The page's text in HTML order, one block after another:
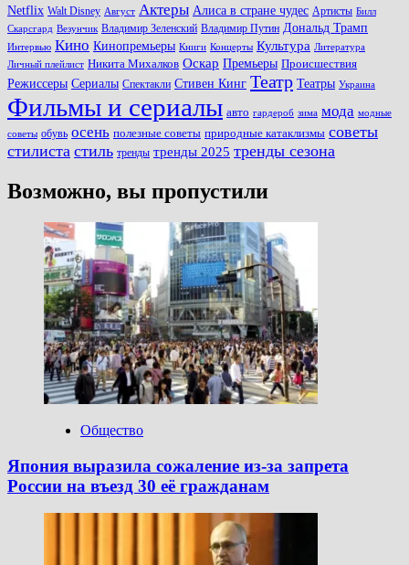
Netflix Walt Disney Август Актеры Алиса в стране чудес Артисты Билл
Скарсгард Везунчик Владимир Зеленский Владимир Путин Дональд Трамп
Интервью Кино Кинопремьеры Книги Концерты Культура Литература
Личный плейлист Никита Михалков Оскар Премьеры Происшествия
Режиссеры Сериалы Спектакли Стивен Кинг Театр Театры Украина
Фильмы и сериалы авто гардероб зима мода модные
советы обувь осень полезные советы природные катаклизмы советы
стилиста стиль тренды тренды 2025 тренды сезона
Возможно, вы пропустили
Общество
Япония выразила сожаление из-за запрета
России на въезд 30 её гражданам